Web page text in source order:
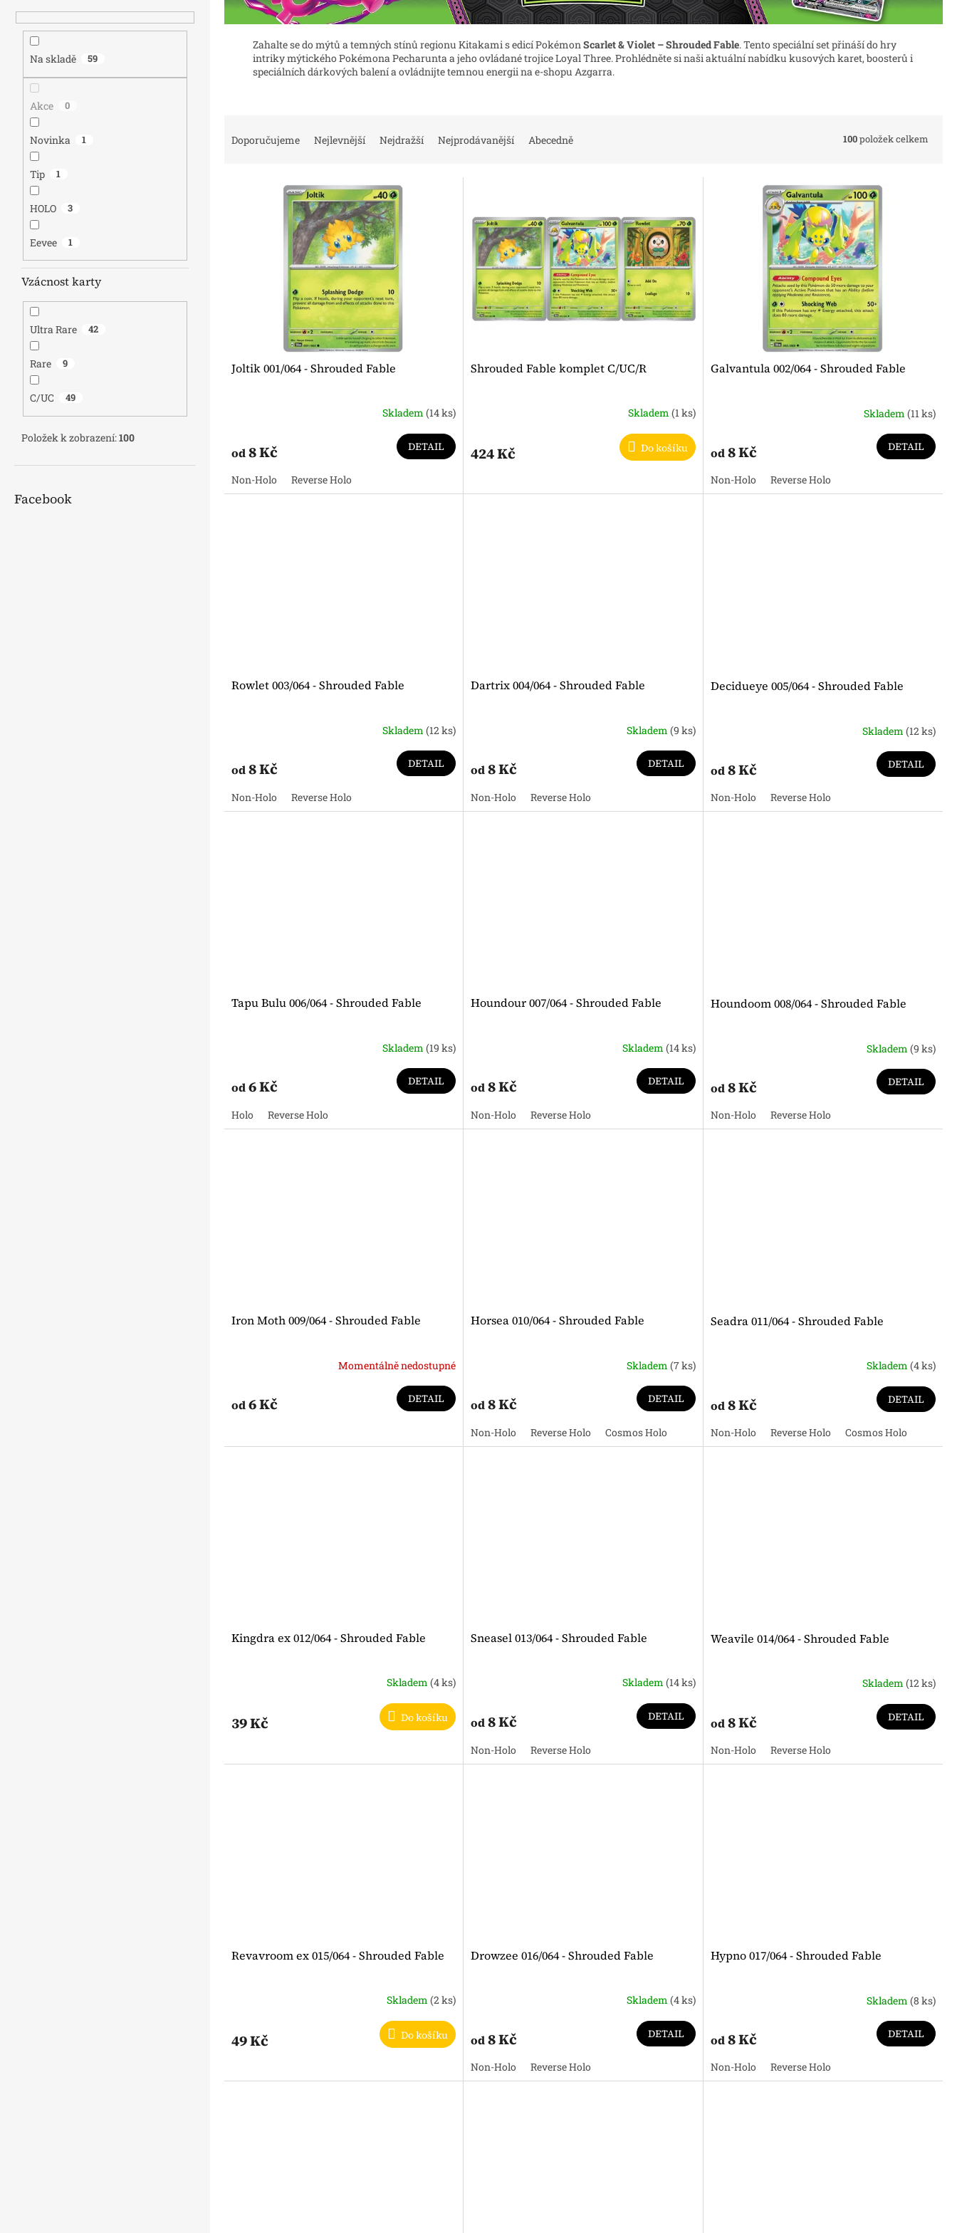
Na skladě 59
Akce 0
Novinka 1
Tip 1
HOLO 3
Eevee 1
Vzácnost karty
Ultra Rare 42
Rare 9
C/UC 49
Položek k zobrazení:100
Facebook
Zahalte se do mýtů a temných stínů regionu Kitakami s edicí Pokémon Scarlet & Violet – Shrouded Fable. Tento speciální set přináší do hry
intriky mýtického Pokémona Pecharunta a jeho ovládané trojice Loyal Three. Prohlédněte si naši aktuální nabídku kusových karet, boosterů i
speciálních dárkových balení a ovládnijte temnou energii na e-shopu Azgarra.
Doporučujeme Nejlevnější Nejdražší Nejprodávanější Abecedně 100položek celkem
ůJoltik 001/064 - Shrouded Fable
Skladem(14 ks)
od8 Kč DETAIL
Non-Holo Reverse Holo
Shrouded Fable komplet C/UC/R
Skladem (1 ks)
424 Kč Do košíku
Galvantula 002/064 - Shrouded Fable
Skladem (11 ks)
od8 Kč DETAIL
Non-Holo Reverse Holo
Rowlet 003/064 - Shrouded Fable
Skladem(12 ks)
od8 Kč DETAIL
Non-Holo Reverse Holo
Dartrix 004/064 - Shrouded Fable
Skladem (9 ks)
od8 Kč DETAIL
Non-Holo Reverse Holo
Decidueye 005/064 - Shrouded Fable
Skladem (12 ks)
od8 Kč DETAIL
Non-Holo Reverse Holo
Tapu Bulu 006/064 - Shrouded Fable
Skladem(19 ks)
od6 Kč DETAIL
Holo Reverse Holo
Houndour 007/064 - Shrouded Fable
Skladem (14 ks)
od8 Kč DETAIL
Non-Holo Reverse Holo
Houndoom 008/064 - Shrouded Fable
Skladem (9 ks)
od8 Kč DETAIL
Non-Holo Reverse Holo
Iron Moth 009/064 - Shrouded Fable
Momentálně nedostupné
od6 Kč DETAIL
Horsea 010/064 - Shrouded Fable
Skladem (7 ks)
od8 Kč DETAIL
Non-Holo Reverse Holo Cosmos Holo
Seadra 011/064 - Shrouded Fable
Skladem (4 ks)
od8 Kč DETAIL
Non-Holo Reverse Holo Cosmos Holo
Kingdra ex 012/064 - Shrouded Fable
Skladem(4 ks)
39 Kč Do košíku
Sneasel 013/064 - Shrouded Fable
Skladem (14 ks)
od8 Kč DETAIL
Non-Holo Reverse Holo
Weavile 014/064 - Shrouded Fable
Skladem (12 ks)
od8 Kč DETAIL
Non-Holo Reverse Holo
Revavroom ex 015/064 - Shrouded Fable
Skladem(2 ks)
49 Kč Do košíku
Drowzee 016/064 - Shrouded Fable
Skladem (4 ks)
od8 Kč DETAIL
Non-Holo Reverse Holo
Hypno 017/064 - Shrouded Fable
Skladem (8 ks)
od8 Kč DETAIL
Non-Holo Reverse Holo